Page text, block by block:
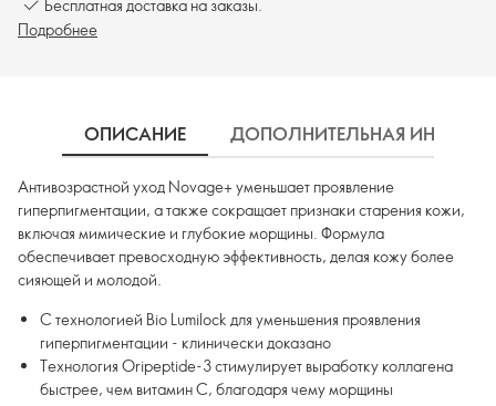
Бесплатная доставка на заказы.
Подробнее
ОПИСАНИЕ ДОПОЛНИТЕЛЬНАЯ
Антивозрастной уход Novage+ уменьшает проявление
гиперпигментации, а также сокращает признаки старения кожи,
включая мимические и глубокие морщины. Формула
обеспечивает превосходную эффективность, делая кожу более
сияющей и молодой.
С технологией Bio Lumilock для уменьшения проявления
гиперпигментации - клинически доказано
Технология Oripeptide-3 стимулирует выработку коллагена
быстрее, чем витамин С, благодаря чему морщины